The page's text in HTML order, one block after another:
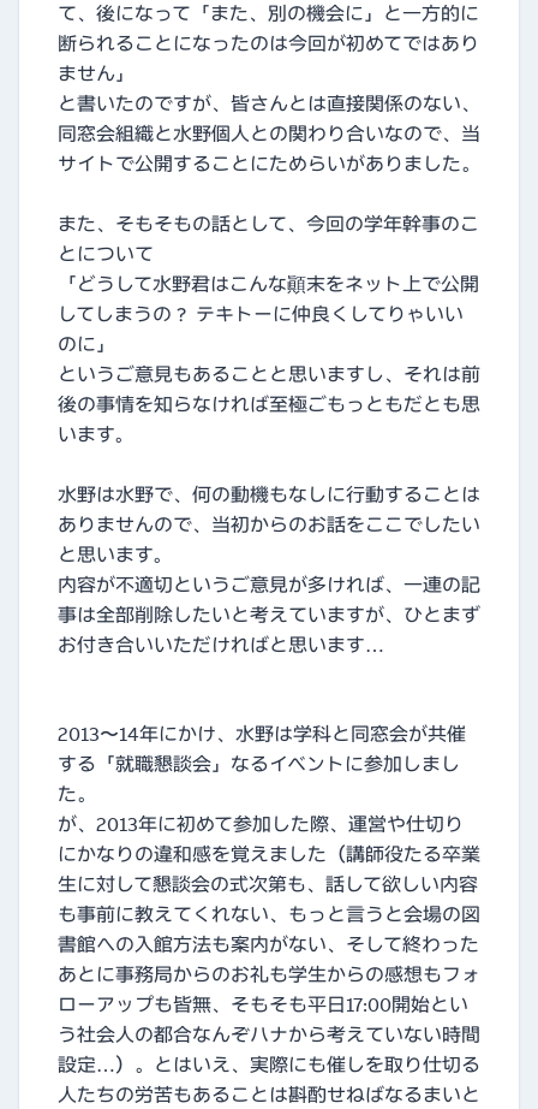
て、後になって「また、別の機会に」と一方的に
断られることになったのは今回が初めてではあり
ません」
と書いたのですが、皆さんとは直接関係のない、
同窓会組織と水野個人との関わり合いなので、当
サイトで公開することにためらいがありました。
また、そもそもの話として、今回の学年幹事のこ
とについて
「どうして水野君はこんな顚末をネット上で公開
してしまうの？ テキトーに仲良くしてりゃいい
のに」
というご意見もあることと思いますし、それは前
後の事情を知らなければ至極ごもっともだとも思
います。
水野は水野で、何の動機もなしに行動することは
ありませんので、当初からのお話をここでしたい
と思います。
内容が不適切というご意見が多ければ、一連の記
事は全部削除したいと考えていますが、ひとまず
お付き合いいただければと思います…
2013〜14年にかけ、水野は学科と同窓会が共催
する「就職懇談会」なるイベントに参加しまし
た。
が、2013年に初めて参加した際、運営や仕切り
にかなりの違和感を覚えました（講師役たる卒業
生に対して懇談会の式次第も、話して欲しい内容
も事前に教えてくれない、もっと言うと会場の図
書館への入館方法も案内がない、そして終わった
あとに事務局からのお礼も学生からの感想もフォ
ローアップも皆無、そもそも平日17:00開始とい
う社会人の都合なんぞハナから考えていない時間
設定…）。とはいえ、実際にも催しを取り仕切る
人たちの労苦もあることは斟酌せねばなるまいと